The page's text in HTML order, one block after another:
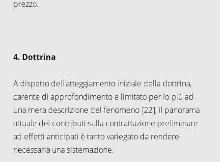
prezzo.
4. Dottrina
A dispetto dell'atteggiamento iniziale della dottrina,
carente di approfondimento e limitato per lo più ad
una mera descrizione del fenomeno [22], il panorama
attuale dei contributi sulla contrattazione preliminare
ad effetti anticipati è tanto variegato da rendere
necessaria una sistemazione.